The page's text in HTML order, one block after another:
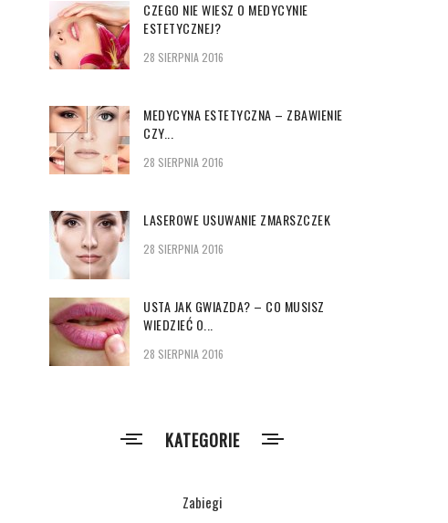
CZEGO NIE WIESZ O MEDYCYNIE
ESTETYCZNEJ?
28 SIERPNIA 2016
MEDYCYNA ESTETYCZNA – ZBAWIENIE
CZY...
28 SIERPNIA 2016
LASEROWE USUWANIE ZMARSZCZEK
28 SIERPNIA 2016
USTA JAK GWIAZDA? – CO MUSISZ
WIEDZIEĆ O...
28 SIERPNIA 2016
KATEGORIE
Zabiegi